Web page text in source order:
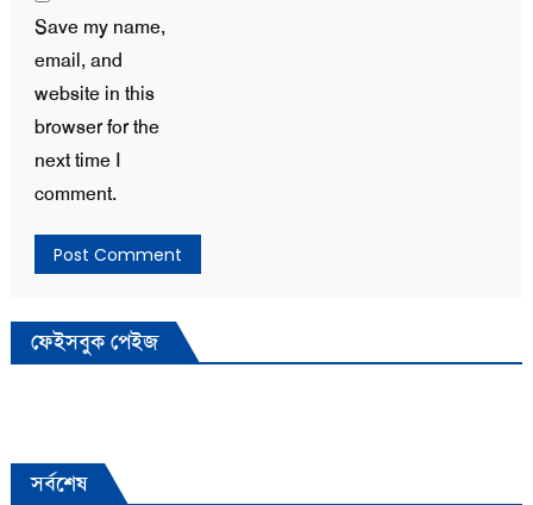
Save my name,
email, and
website in this
browser for the
next time I
comment.
ফেইসবুক পেইজ
সর্বশেষ